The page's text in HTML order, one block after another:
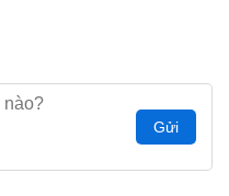
Gửi